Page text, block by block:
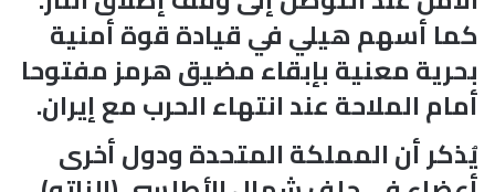
كما أسهم هيلي في قيادة قوة أمنية
بحرية معنية بإبقاء مضيق هرمز مفتوحا
أمام الملاحة عند انتهاء الحرب مع إيران.
يُذكر أن المملكة المتحدة ودول أخرى